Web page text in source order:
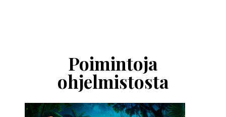
Poimintoja
ohjelmistosta